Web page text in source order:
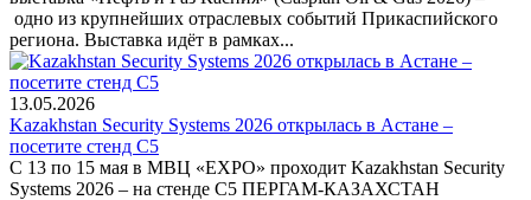
одно из крупнейших отраслевых событий Прикаспийского
региона. Выставка идёт в рамках...
13.05.2026
Kazakhstan Security Systems 2026 открылась в Астане –
посетите стенд C5
С 13 по 15 мая в МВЦ «EXPO» проходит Kazakhstan Security
Systems 2026 – на стенде C5 ПЕРГАМ-КАЗАХСТАН